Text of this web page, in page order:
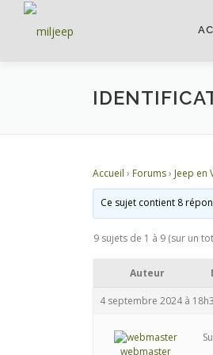
Accueil › Forums› Jeep en
Ce sujet contient 8
9 sujets de 1 à 9 (sur un
Auteur
4 septembre 2024 à
webmaster